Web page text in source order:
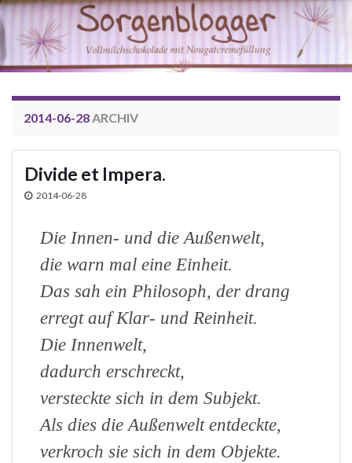
2014-06-28ARCHIV
Divide et Impera.
2014-06-28
Die Innen- und die Außenwelt,
die warn mal eine Einheit.
Das sah ein Philosoph, der drang
erregt auf Klar- und Reinheit.
Die Innenwelt,
dadurch erschreckt,
versteckte sich in dem Subjekt.
Als dies die Außenwelt entdeckte,
verkroch sie sich in dem Objekte.